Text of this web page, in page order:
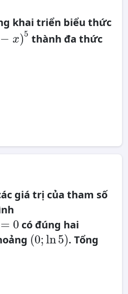
khai triển biểu thức
− x)5 thành đa thức
giá trị của tham số
= 0 có đúng hai
(0; ln5)
(0;ln5) . Tổng